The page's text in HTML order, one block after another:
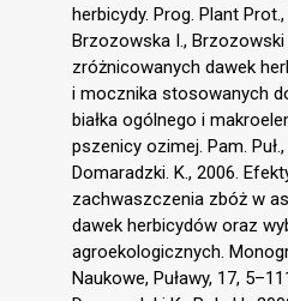
herbicydy. Prog. Plant
Brzozowska I., Brzozowski
zróżnicowanych dawek
i mocznika stosowanych
białka ogólnego i
pszenicy ozimej. Pam.
Domaradzki. K., 2006.
zachwaszczenia zbóż w
dawek herbicydów oraz
agroekologicznych.
Naukowe, Puławy, 17,